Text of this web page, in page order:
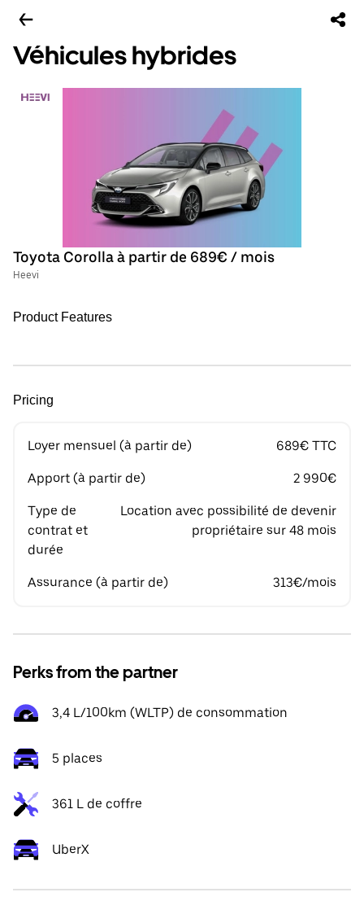
Véhicules hybrides
Toyota Corolla à partir de 689€ / mois
Heevi
Product Features
Pricing
Loyer mensuel (à partir de) 689€ TTC
Apport (à partir de) 2 990€
Type de
contrat et
durée
Location avec possibilité de devenir
propriétaire sur 48 mois
Assurance (à partir de) 313€/mois
Perks from the partner
3,4 L/100km (WLTP) de consommation
5 places
361 L de coffre
UberX